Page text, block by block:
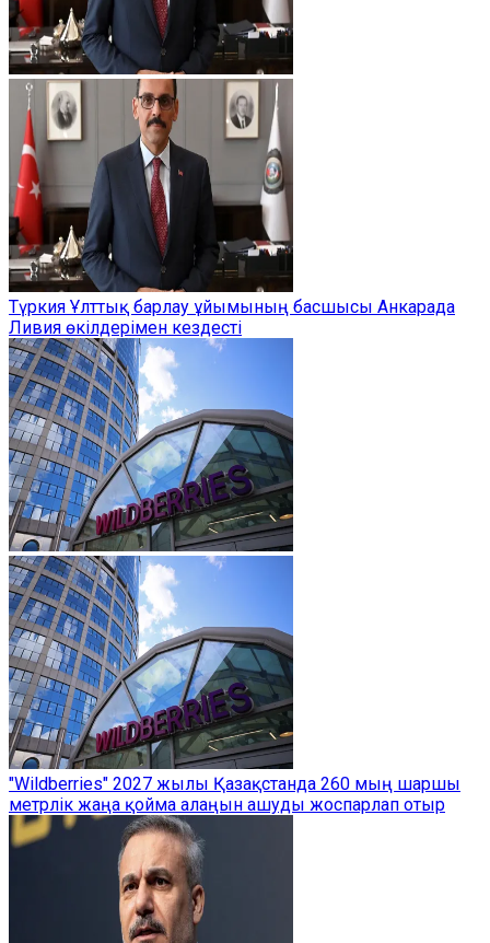
Түркия Ұлттық барлау ұйымының басшысы Анкарада
Ливия өкілдерімен кездесті
"Wildberries" 2027 жылы Қазақстанда 260 мың шаршы
метрлік жаңа қойма алаңын ашуды жоспарлап отыр